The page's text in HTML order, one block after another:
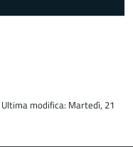
modifica: Martedì, 21